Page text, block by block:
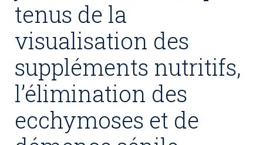
tenus de la
visualisation des
suppléments nutritifs,
l’élimination des
ecchymoses et de